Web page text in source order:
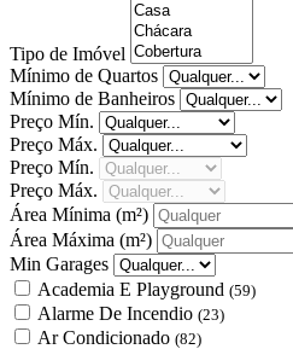
Tipo de Imóvel
Mínimo de Quartos
Mínimo de Banheiros
Preço Mín.
Preço Máx.
Preço Mín.
Preço Máx.
Área Mínima (m²)
Área Máxima (m²)
Min Garages
Academia E Playground (59)
Alarme De Incendio (23)
Ar Condicionado (82)